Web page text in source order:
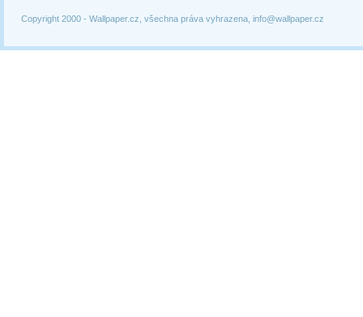
Copyright 2000 - Wallpaper.cz, všechna práva vyhrazena, info@wallpaper.cz